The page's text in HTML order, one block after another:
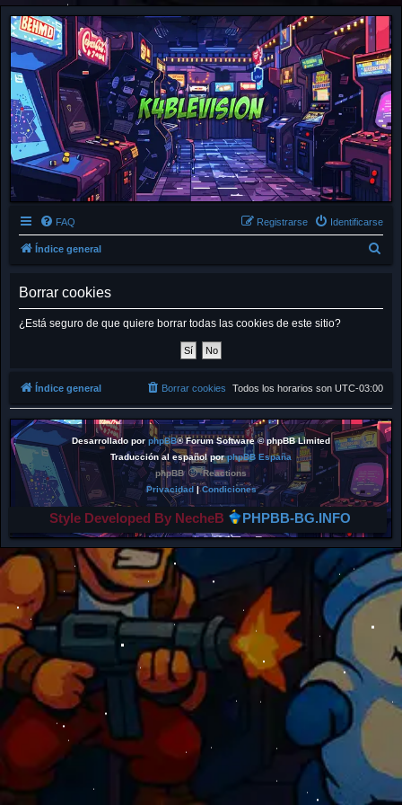
FAQ Identificarse
Registrarse
Índice general
c
Borrar cookies
¿Está seguro de que quiere borrar todas las cookies de este sitio?
Índice general Todos los horarios son UTC-03:00
Borrar cookies
Desarrollado porphpBB® Forum Software © phpBB Limited
Traducción al español porphpBB España
phpBB
Reactions
Privacidad|Condiciones
Style Developed By NecheB PHPBB-BG.INFO